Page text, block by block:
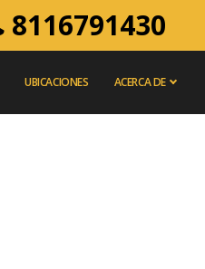
8116791430
UBICACIONES ACERCA DE